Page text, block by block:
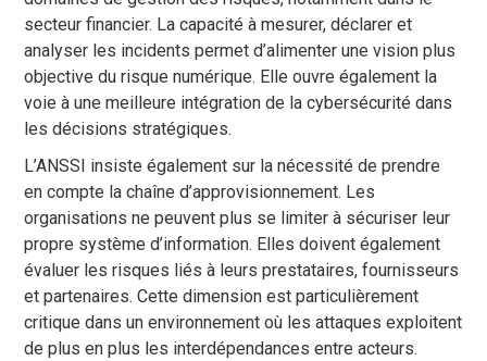
secteur financier. La capacité à mesurer, déclarer et
analyser les incidents permet d’alimenter une vision plus
objective du risque numérique. Elle ouvre également la
voie à une meilleure intégration de la cybersécurité dans
les décisions stratégiques.
L’ANSSI insiste également sur la nécessité de prendre
en compte la chaîne d’approvisionnement. Les
organisations ne peuvent plus se limiter à sécuriser leur
propre système d’information. Elles doivent également
évaluer les risques liés à leurs prestataires, fournisseurs
et partenaires. Cette dimension est particulièrement
critique dans un environnement où les attaques exploitent
de plus en plus les interdépendances entre acteurs.